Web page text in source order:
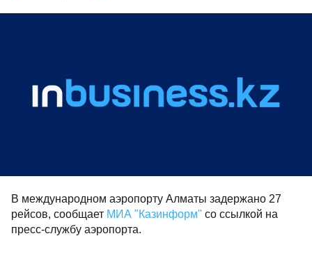
В международном аэропорту Алматы задержано 27
рейсов, сообщает МИА "Казинформ" со ссылкой на
пресс-службу аэропорта.